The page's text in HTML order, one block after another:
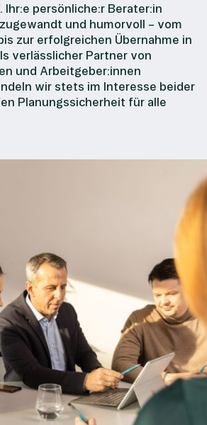
Ihr:e persönliche:r Berater:in
und humorvoll – vom
zur erfolgreichen Übernahme in
verlässlicher Partner von
und Arbeitgeber:innen
wir stets im Interesse beider
Planungssicherheit für alle